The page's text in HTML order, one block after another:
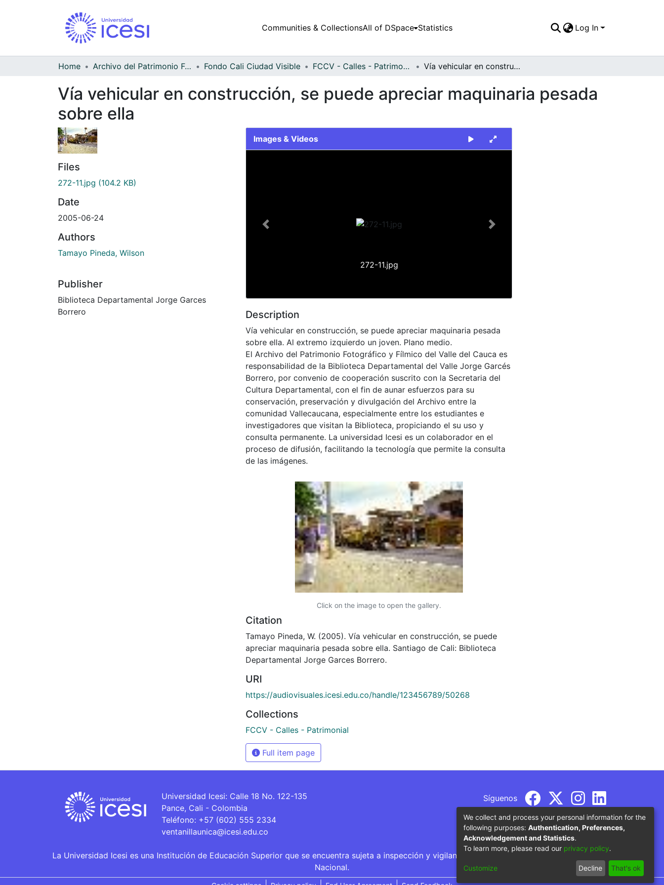
Communities & CollectionsAll of DSpace Statistics Log In
Home Archivo del Patrimonio Fotográfico y Fílmico del Valle del Cauca Fondo Cali Ciudad Visible FCCV - Calles - Patrimonial Vía vehicular en construcción, se puede apreciar maquinaria pesada sobre ella
Vía vehicular en construcción, se puede apreciar maquinaria pesada
sobre ella
Files
272-11.jpg (104.2 KB)
Date
2005-06-24
Authors
Tamayo Pineda, Wilson
Publisher
Biblioteca Departamental Jorge Garces
Borrero
Images & Videos
272-11.jpg
Previous Next
Description
Vía vehicular en construcción, se puede apreciar maquinaria pesada
sobre ella. Al extremo izquierdo un joven. Plano medio.
El Archivo del Patrimonio Fotográfico y Fílmico del Valle del Cauca es
responsabilidad de la Biblioteca Departamental del Valle Jorge Garcés
Borrero, por convenio de cooperación suscrito con la Secretaria del
Cultura Departamental, con el fin de aunar esfuerzos para su
conservación, preservación y divulgación del Archivo entre la
comunidad Vallecaucana, especialmente entre los estudiantes e
investigadores que visitan la Biblioteca, propiciando el su uso y
consulta permanente. La universidad Icesi es un colaborador en el
proceso de difusión, facilitando la tecnología que permite la consulta
de las imágenes.
Click on the image to open the gallery.
Citation
Tamayo Pineda, W. (2005). Vía vehicular en construcción, se puede
apreciar maquinaria pesada sobre ella. Santiago de Cali: Biblioteca
Departamental Jorge Garces Borrero.
URI
https://audiovisuales.icesi.edu.co/handle/123456789/50268
Collections
FCCV - Calles - Patrimonial
Full item page
Universidad Icesi: Calle 18 No. 122-135
Pance, Cali - Colombia
Teléfono: +57 (602) 555 2334
ventanillaunica@icesi.edu.co
Síguenos
La Universidad Icesi es una Institución de Educación Superior que se encuentra sujeta a inspección y vigilancia por parte del Ministerio de Educación
Nacional.
We collect and process your personal information for the
following purposes: Authentication, Preferences,
Acknowledgement and Statistics.
To learn more, please read our privacy policy.
Customize Decline That's ok